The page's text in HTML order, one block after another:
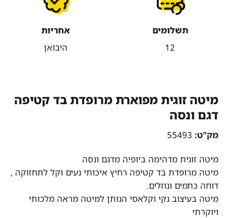
תשלומים
12
אחריות
היבואן
מיטה זוגית מפוארת מרופדת בד קטיפה
דגם ונסה
מק"ט:55493
מיטה זוגית מדהימה ביופיה מדגם ונסה
מיטה מרופדת בד קטיפה רחיץ איכותי נעים וקל לתחזוקה ,
דוחה כתמים ונוזלים.
מיטה בעיצוב נקי וקלאסי הנותן למיטה מראה מלכותי
ויוקרתי